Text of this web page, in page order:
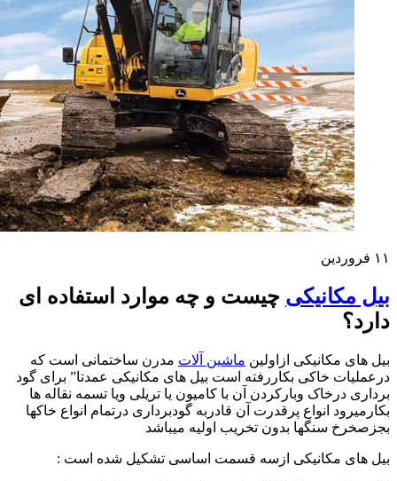
۱۱ فروردین
بیل مکانیکی چیست و چه موارد استفاده ای
دارد؟
بیل های مکانیکی ازاولین ماشین آلات مدرن ساختمانی است که
درعملیات خاکی بکاررفته است بیل های مکانیکی عمدتا” برای گود
برداری درخاک وبارکردن آن با کامیون یا تریلی ویا تسمه نقاله ها
بکارمیرود انواع پرقدرت آن قادربه گودبرداری درتمام انواع خاکها
بجزصخرخ سنگها بدون تخریب اولیه میباشد
بیل های مکانیکی ازسه قسمت اساسی تشکیل شده است :